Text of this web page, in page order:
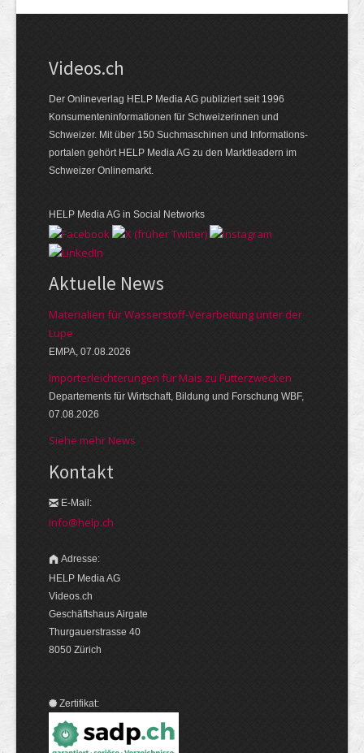
Videos.ch
Der Onlineverlag HELP Media AG publiziert seit 1996
Konsumenten­informationen für Schweizerinnen und
Schweizer. Mit über 150 Suchmaschinen und Informations­
portalen gehört HELP Media AG zu den Marktleadern im
Schweizer Onlinemarkt.
HELP Media AG in Social Networks
Aktuelle News
Materialien für Wasserstoff-Verarbeitung unter der
Lupe
EMPA, 07.08.2026
Importerleichterungen für Mais zu Futterzwecken
Departements für Wirtschaft, Bildung und Forschung WBF,
07.08.2026
Siehe mehr News
Kontakt
E-Mail:
info@help.ch
Adresse:
HELP Media AG
Videos.ch
Geschäftshaus Airgate
Thurgauerstrasse 40
8050 Zürich
Zertifikat: